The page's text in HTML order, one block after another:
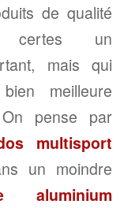
de qualité
certes un
mais qui
meilleure
pense par
multisport
un moindre
aluminium